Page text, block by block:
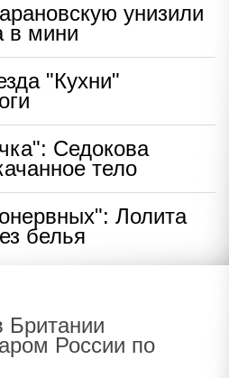
унизили
в мини
"Кухни"
Седокова
тело
Лолита
белья
Британии
России по